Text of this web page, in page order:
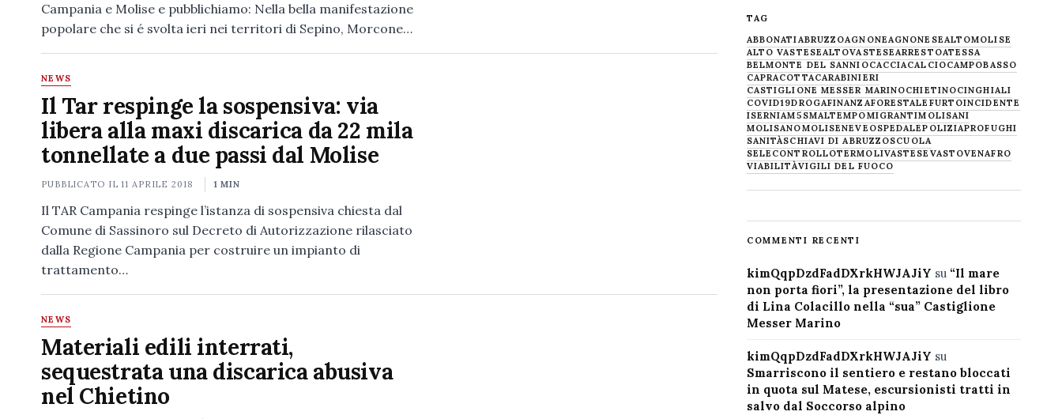
Campania e Molise e pubblichiamo: Nella bella manifestazione
popolare che si é svolta ieri nei territori di Sepino, Morcone…
NEWS
Il Tar respinge la sospensiva: via
libera alla maxi discarica da 22 mila
tonnellate a due passi dal Molise
PUBBLICATO IL11 APRILE 2018 1 MIN
Il TAR Campania respinge l’istanza di sospensiva chiesta dal
Comune di Sassinoro sul Decreto di Autorizzazione rilasciato
dalla Regione Campania per costruire un impianto di
trattamento…
NEWS
Materiali edili interrati,
sequestrata una discarica abusiva
nel Chietino
TAG
ABBONATIABRUZZOAGNONEAGNONESEALTOMOLISE
ALTO VASTESEALTOVASTESEARRESTOATESSA
BELMONTE DEL SANNIOCACCIACALCIOCAMPOBASSO
CAPRACOTTACARABINIERI
CASTIGLIONE MESSER MARINOCHIETINOCINGHIALI
COVID19DROGAFINANZAFORESTALE FURTOINCIDENTE
ISERNIAM5SMALTEMPOMIGRANTIMOLISANI
MOLISANOMOLISENEVE OSPEDALEPOLIZIAPROFUGHI
SANITÀSCHIAVI DI ABRUZZOSCUOLA
SELECONTROLLOTERMOLIVASTESE VASTOVENAFRO
VIABILITÀVIGILI DEL FUOCO
COMMENTI RECENTI
kimQqpDzdFadDXrkHWJAJiY su “Il mare
non porta fiori”, la presentazione del libro
di Lina Colacillo nella “sua” Castiglione
Messer Marino
kimQqpDzdFadDXrkHWJAJiY su
Smarriscono il sentiero e restano bloccati
in quota sul Matese, escursionisti tratti in
salvo dal Soccorso alpino